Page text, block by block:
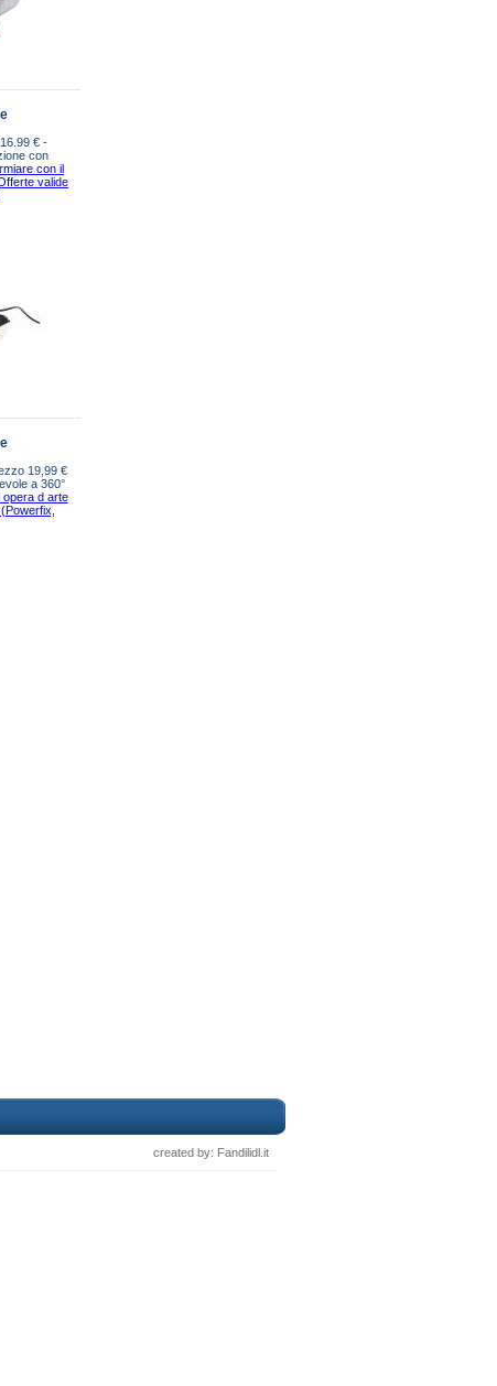
€ -
con
con il
valide
19,99 €
a 360°
opera d arte
created by: Fandilidl.it